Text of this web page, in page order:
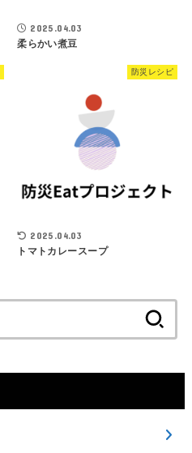
2025.04.03
柔らかい煮豆
防災レシピ
2025.04.03
トマトカレースープ
索: